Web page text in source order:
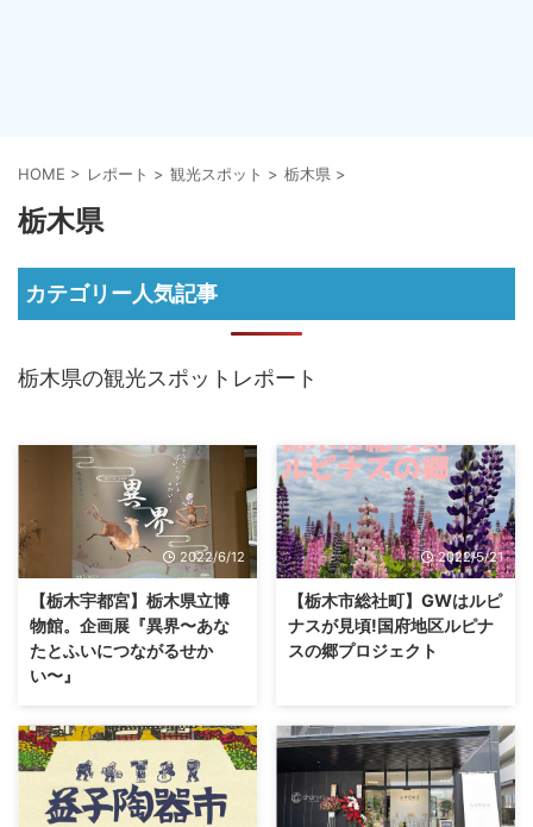
HOME > レポート > 観光スポット > 栃木県 >
栃木県
カテゴリー人気記事
栃木県の観光スポットレポート
2022/6/12
【栃木宇都宮】栃木県立博
物館。企画展『異界〜あな
たとふいにつながるせか
い〜』
2022/5/21
【栃木市総社町】GWはルピ
ナスが見頃!国府地区ルピナ
スの郷プロジェクト